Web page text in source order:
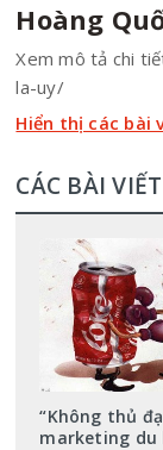
Hoàng
Xem mô tả chi
la-uy/
Hiển thị các bài
CÁC BÀI
“Không thủ
marketing du